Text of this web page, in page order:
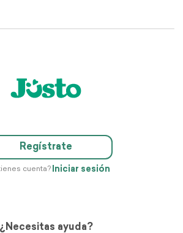
Regístrate
cuenta? Iniciar sesión
¿Necesitas ayuda?